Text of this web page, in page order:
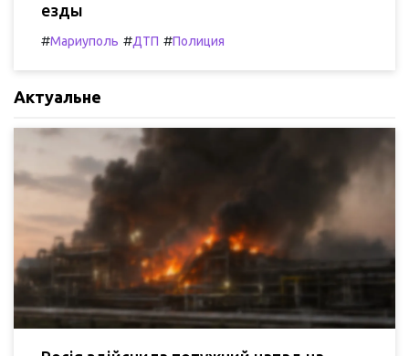
езды
#Мариуполь #ДТП #Полиция
Актуальне